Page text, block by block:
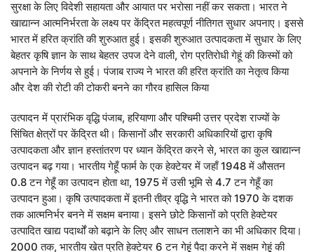
सुरक्षा के लिए विदेशी सहायता और आयात पर भरोसा नहीं कर सकता। भारत ने
खाद्यान्न आत्मनिर्भरता के लक्ष्य पर केंद्रित महत्वपूर्ण नीतिगत सुधार अपनाए। इससे
भारत में हरित क्रांति की शुरुआत हुई। इसकी शुरुआत उत्पादकता में सुधार के लिए
बेहतर कृषि ज्ञान के साथ बेहतर उपज देने वाली, रोग प्रतिरोधी गेहूं की किस्मों को
अपनाने के निर्णय से हुई। पंजाब राज्य ने भारत की हरित क्रांति का नेतृत्व किया
और देश की रोटी की टोकरी बनने का गौरव हासिल किया
उत्पादन में प्रारंभिक वृद्धि पंजाब, हरियाणा और पश्चिमी उत्तर प्रदेश राज्यों के
सिंचित क्षेत्रों पर केंद्रित थी। किसानों और सरकारी अधिकारियों द्वारा कृषि
उत्पादकता और ज्ञान हस्तांतरण पर ध्यान केंद्रित करने से, भारत का कुल खाद्यान्न
उत्पादन बढ़ गया। भारतीय गेहूँ फार्म के एक हेक्टेयर में जहाँ 1948 में औसतन
0.8 टन गेहूँ का उत्पादन होता था, 1975 में उसी भूमि से 4.7 टन गेहूँ का
उत्पादन हुआ। कृषि उत्पादकता में इतनी तीव्र वृद्धि ने भारत को 1970 के दशक
तक आत्मनिर्भर बनने में सक्षम बनाया। इसने छोटे किसानों को प्रति हेक्टेयर
उत्पादित खाद्य पदार्थों को बढ़ाने के लिए और साधन तलाशने का भी अधिकार दिया।
2000 तक, भारतीय खेत प्रति हेक्टेयर 6 टन गेहूं पैदा करने में सक्षम गेहूं की